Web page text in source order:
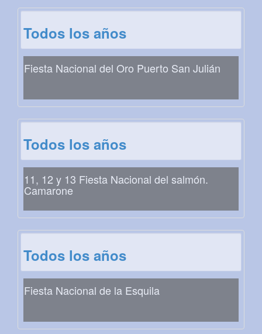
Todos los años
Fiesta Nacional del Oro Puerto San Julián
Todos los años
11, 12 y 13 Fiesta Nacional del salmón.
Camarone
Todos los años
Fiesta Nacional de la Esquila